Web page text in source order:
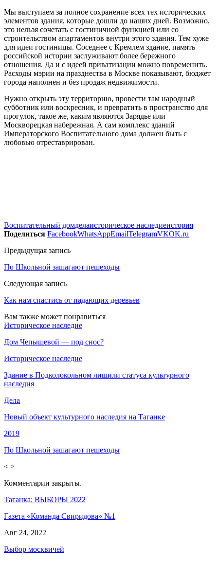
Мы выступаем за полное сохранение всех тех исторических
элементов здания, которые дошли до наших дней. Возможно,
это нельзя сочетать с гостиничной функцией или со
строительством апартаментов внутри этого здания. Тем хуже
для идеи гостиницы. Соседнее с Кремлем здание, память
российской истории заслуживают более бережного
отношения. Да и с идеей приватизации можно повременить.
Расходы мэрии на празднества в Москве показывают, бюджет
города наполнен и без продаж недвижимости.
Нужно открыть эту территорию, провести там народный
субботник или воскресник, и превратить в пространство для
прогулок, такое же, каким являются Зарядье или
Москворецкая набережная. А сам комплекс зданий
Императорского Воспитательного дома должен быть с
любовью отреставрирован.
Воспитательный домделаисторическое наследиеистория
Поделиться FacebookWhatsAppEmailTelegramVKOK.ru
Предыдущая запись
По Школьной зашагают пешеходы
Следующая запись
Как нам спастись от падающих деревьев
Вам также может понравиться
Историческое наследие
Дом Чепышевой — под снос?
Историческое наследие
Здание в Подколокольном лишили статуса культурного
наследия
Дела
Новый объект культурного наследия на Таганке
2019
По Школьной зашагают пешеходы
< >
Комментарии закрыты.
Таганка: ВЫБОРЫ 2022
Газета «Команда Свиридова» №1
Авг 24, 2022
Выбор москвичей